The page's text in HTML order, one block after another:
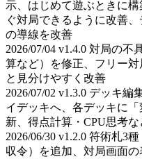
示、はじめて遊ぶときに
ぐ対局できるように改善
の導線を改善
2026/07/04 v1.4.0 対局の
算など）を修正、フリー
と見分けやすく改善
2026/07/02 v1.3.0 デッキ
イデッキへ、各デッキに
新、得点計算・CPU思考
2026/06/30 v1.2.0 符術札3
収令）を追加、対局画面